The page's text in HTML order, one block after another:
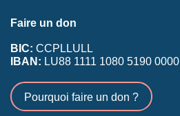
Faire un don
BIC: CCPLLULL
IBAN: LU88 1111 1080 5190 0000
Pourquoi faire un don ?